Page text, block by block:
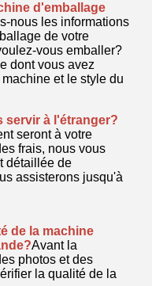
d'emballage
nous les informations
de votre
vous emballer?
dont vous avez
et le style du
servir à l'étranger?
seront à votre
frais, nous vous
détaillée de
assisterons jusqu'à
de la machine
Avant la
photos et des
la qualité de la